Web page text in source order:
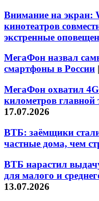
Внимание на экран:
кинотеатров
экстренные
МегаФон назвал
смартфоны в России |
МегаФон охватил
километров
17.07.2026
ВТБ: заёмщики
частные дома, чем
ВТБ нарастил
для малого и
13.07.2026